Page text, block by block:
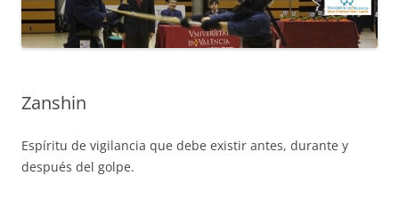
Zanshin
Espíritu de vigilancia que debe existir antes, durante y
después del golpe.